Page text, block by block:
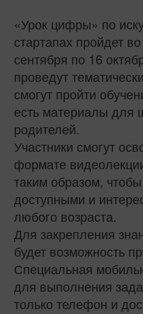
«Урок цифры» по
стартапах пройдет
сентября по 16
проведут
смогут пройти
есть материалы для
родителей.
Участники смогут
формате
таким образом,
доступными и
любого возраста.
Для закрепления
будет возможность
Специальная
для выполнения
только телефон и